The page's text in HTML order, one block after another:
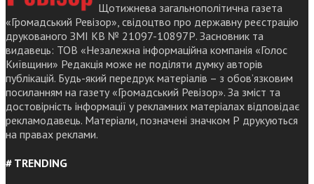
Щотижнева загальнополітична газета
«Громадський Ревізор», свідоцтво про державну реєстрацію
друкованого ЗМІ КВ № 21097-10897Р. Засновник та
видавець: ТОВ «Незалежна інформаційна компанія «Голос
Київщини» Редакція може не поділяти думку авторів
публікацій. Будь-який передрук матеріалів – з обов’язковим
посиланням на газету «Громадський Ревізор». За зміст та
достовірність інформації у рекламних матеріалах відповідає
рекламодавець. Матеріали, позначені значком Р друкуються
на правах реклами.
# TRENDING